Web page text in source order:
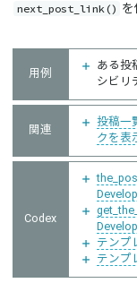
next_post_link() を
用例
ある投
シビリ
関連
投稿一
クを表
Codex
テンプ
テンプ